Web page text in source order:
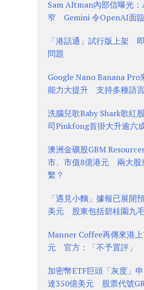
Sam Altman內部信曝光
窄 Gemini 令OpenAI面
「港話通」試行版上架
問題
Google Nano Banana Pro
能力大提升 支持多種語
洗腦兒歌Baby Shark歌紅
司Pinkfong首掛大升逾六
澳洲金礦股GBM
市、市值8億港元 兩大股
繫？
「遇見小麵」據報已展開
美元 股東包括碧桂園九
Manner Coffee再傳來港
元 官方：「不予置評」
加密幣ETF巨頭「灰度」
達350億美元 股票代號